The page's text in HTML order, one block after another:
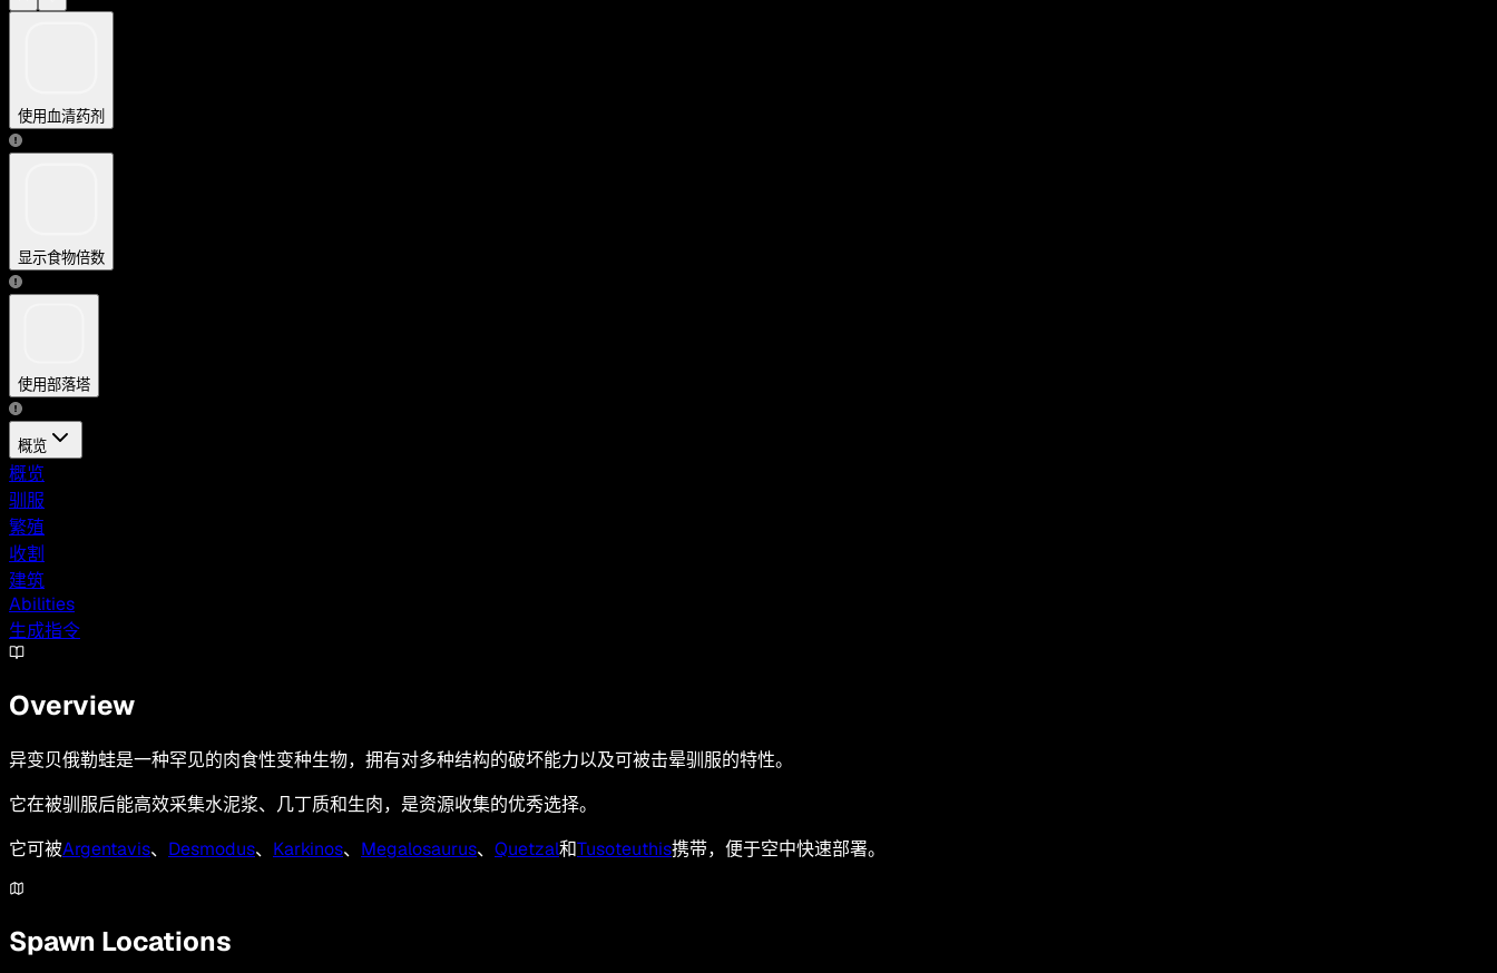
使用血清药剂
显示食物倍数
使用部落塔
概览
概览
驯服
繁殖
收割
建筑
Abilities
生成指令
Overview
异变贝俄勒蛙是一种罕见的肉食性变种生物，拥有对多种结构的破坏能力以及可被击晕驯服的特性。
它在被驯服后能高效采集水泥浆、几丁质和生肉，是资源收集的优秀选择。
它可被Argentavis、 Desmodus、 Karkinos、 Megalosaurus、 Quetzal和Tusoteuthis携带，便于空中快速部署。
Spawn Locations